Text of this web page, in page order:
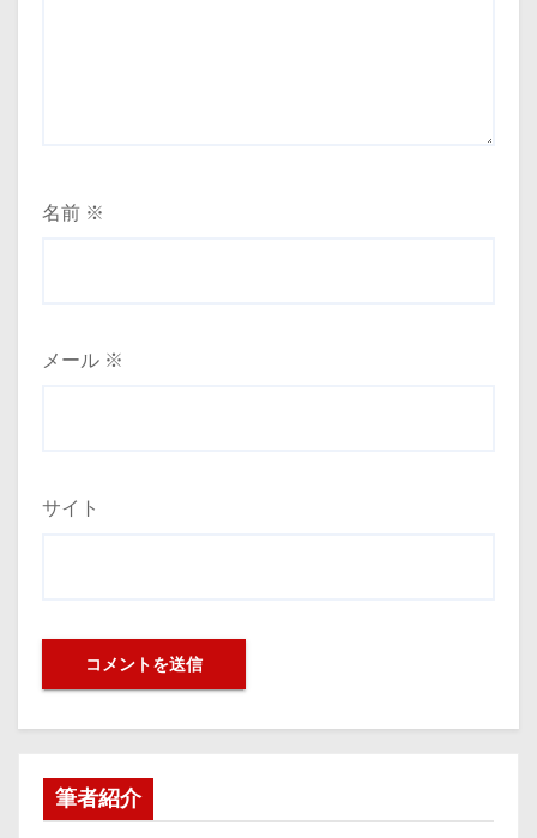
名前 ※
メール ※
サイト
筆者紹介